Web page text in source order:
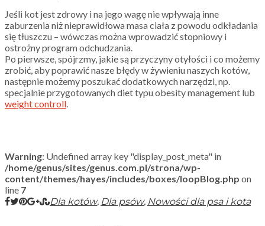
Jeśli kot jest zdrowy i na jego wagę nie wpływają inne
zaburzenia niż nieprawidłowa masa ciała z powodu odkładania
się tłuszczu – wówczas można wprowadzić stopniowy i
ostrożny program odchudzania.
Po pierwsze, spójrzmy, jakie są przyczyny otyłości i co możemy
zrobić, aby poprawić nasze błędy w żywieniu naszych kotów,
następnie możemy poszukać dodatkowych narzędzi, np.
specjalnie przygotowanych diet typu obesity management lub
weight controll.
Warning: Undefined array key "display_post_meta" in
/home/genus/sites/genus.com.pl/strona/wp-
content/themes/hayes/includes/boxes/loopBlog.php on
line 7
Dla kotów, Dla psów, Nowości dla psa i kota